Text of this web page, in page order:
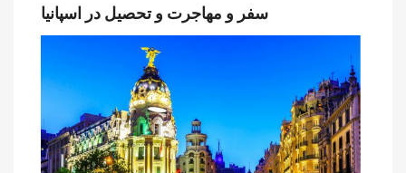
سفر و مهاجرت و تحصیل در اسپانیا